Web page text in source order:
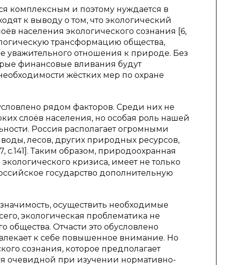
комплексным и поэтому нуждается в
к выводу о том, что экологический
населения экологического сознания [6,
трансформацию общества,
уважительного отношения к природе. Без
финансовые вливания будут
жёстких мер по охране
рядом факторов. Среди них не
слоёв населения, но особая роль нашей
Россия располагает огромными
лесов, других природных ресурсов,
Таким образом, природоохранная
кризиса, имеет не только
государство дополнительную
осуществить необходимые
экологическая проблематика не
Отчасти это обусловлено
к себе повышенное внимание. Но
сознания, которое предполагает
очевидной при изучении нормативно-